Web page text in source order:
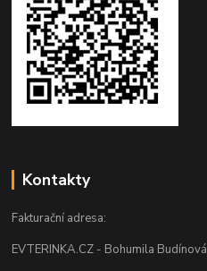
Kontakty
Fakturační adresa:
EVTERINKA.CZ - Bohumila Budínová